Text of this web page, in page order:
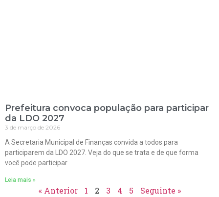
Prefeitura convoca população para participar
da LDO 2027
3 de março de 2026
A Secretaria Municipal de Finanças convida a todos para
participarem da LDO 2027. Veja do que se trata e de que forma
você pode participar
Leia mais »
« Anterior 1 2 3 4 5 Seguinte »